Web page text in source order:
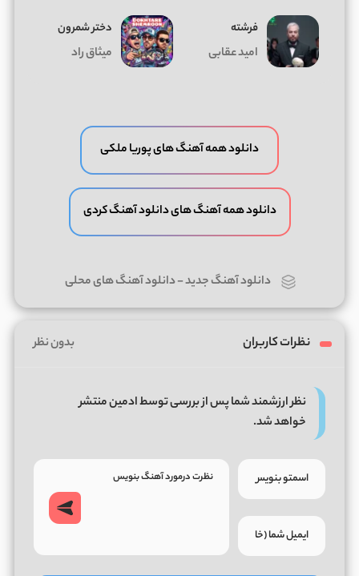
فرشته
امید عقابی
دختر شمرون
میثاق راد
دانلود همه آهنگ های پوریا ملکی
دانلود همه آهنگ های دانلود آهنگ کردی
دانلود آهنگ جدید-دانلود آهنگ های محلی
نظرات کاربران بدون نظر
نظر ارزشمند شما پس از بررسی توسط ادمین منتشر
خواهد شد.